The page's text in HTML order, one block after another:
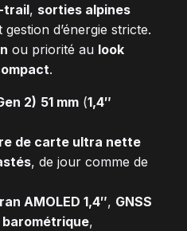
trail, sorties alpines
d’énergie stricte.
ou priorité au look
.
2) 51 mm (1,4″
de carte ultra nette
, de jour comme de
AMOLED 1,4″, GNSS
,